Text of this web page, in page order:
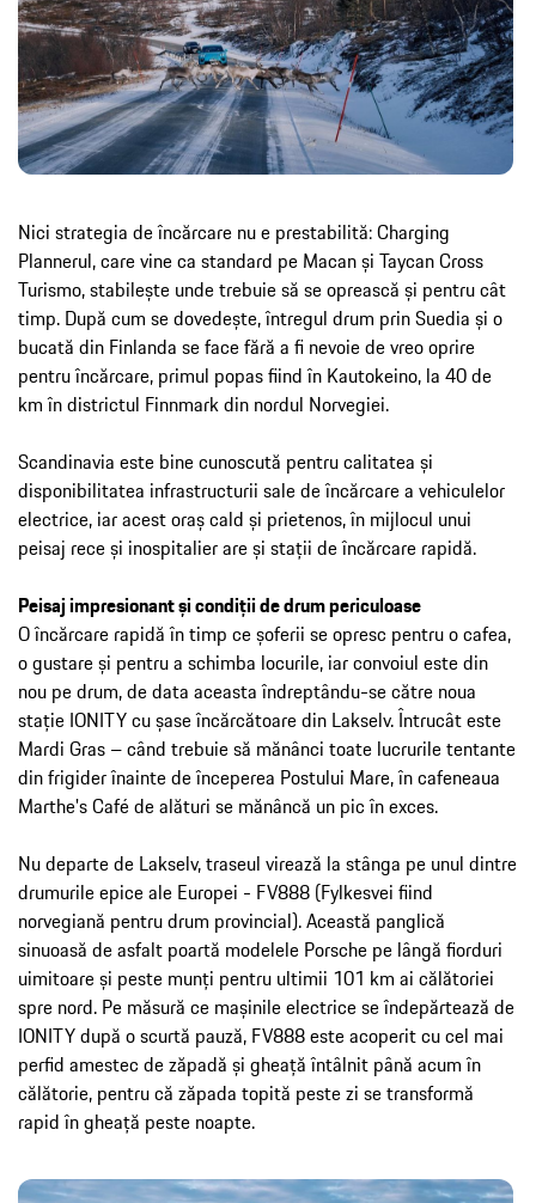
Nici strategia de încărcare nu e prestabilită: Charging
Plannerul, care vine ca standard pe Macan și Taycan Cross
Turismo, stabilește unde trebuie să se oprească și pentru cât
timp. După cum se dovedește, întregul drum prin Suedia și o
bucată din Finlanda se face fără a fi nevoie de vreo oprire
pentru încărcare, primul popas fiind în Kautokeino, la 40 de
km în districtul Finnmark din nordul Norvegiei.
Scandinavia este bine cunoscută pentru calitatea și
disponibilitatea infrastructurii sale de încărcare a vehiculelor
electrice, iar acest oraș cald și prietenos, în mijlocul unui
peisaj rece și inospitalier are și stații de încărcare rapidă.
Peisaj impresionant și condiții de drum periculoase
O încărcare rapidă în timp ce șoferii se opresc pentru o cafea,
o gustare și pentru a schimba locurile, iar convoiul este din
nou pe drum, de data aceasta îndreptându-se către noua
stație IONITY cu șase încărcătoare din Lakselv. Întrucât este
Mardi Gras – când trebuie să mănânci toate lucrurile tentante
din frigider înainte de începerea Postului Mare, în cafeneaua
Marthe's Café de alături se mănâncă un pic în exces.
Nu departe de Lakselv, traseul virează la stânga pe unul dintre
drumurile epice ale Europei - FV888 (Fylkesvei fiind
norvegiană pentru drum provincial). Această panglică
sinuoasă de asfalt poartă modelele Porsche pe lângă fiorduri
uimitoare și peste munți pentru ultimii 101 km ai călătoriei
spre nord. Pe măsură ce mașinile electrice se îndepărtează de
IONITY după o scurtă pauză, FV888 este acoperit cu cel mai
perfid amestec de zăpadă și gheață întâlnit până acum în
călătorie, pentru că zăpada topită peste zi se transformă
rapid în gheață peste noapte.